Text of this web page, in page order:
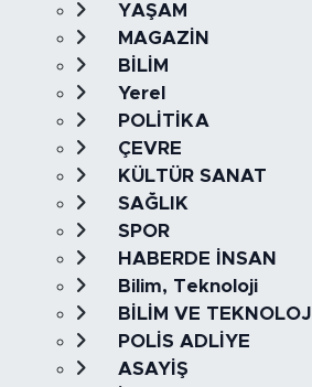
YAŞAM
MAGAZİN
BİLİM
Yerel
POLİTİKA
ÇEVRE
KÜLTÜR SANAT
SAĞLIK
SPOR
HABERDE İNSAN
Bilim, Teknoloji
BİLİM VE TEKNOLOJİ
POLİS ADLİYE
ASAYİŞ